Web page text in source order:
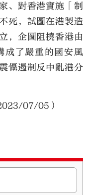
、對香港實施「制
死，試圖在港製造
，企圖阻撓香港由
成了嚴重的國安風
懾遏制反中亂港分
07/05）